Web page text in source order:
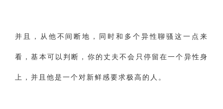
并且，从他不间断地，同时和多个异性聊骚这一点来
看，基本可以判断，你的丈夫不会只停留在一个异性身
上，并且他是一个对新鲜感要求极高的人。